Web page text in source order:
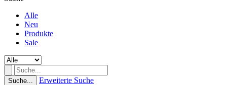
Alle
Neu
Produkte
Sale
Suche... Erweiterte Suche